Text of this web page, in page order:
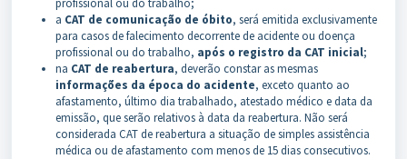
profissional ou do trabalho;
a CAT de comunicação de óbito, será emitida exclusivamente
para casos de falecimento decorrente de acidente ou doença
profissional ou do trabalho, após o registro da CAT inicial;
na CAT de reabertura, deverão constar as mesmas
informações da época do acidente, exceto quanto ao
afastamento, último dia trabalhado, atestado médico e data da
emissão, que serão relativos à data da reabertura. Não será
considerada CAT de reabertura a situação de simples assistência
médica ou de afastamento com menos de 15 dias consecutivos.